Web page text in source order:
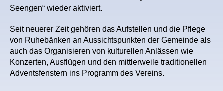
Seengen“ wieder aktiviert.
Seit neuerer Zeit gehören das Aufstellen und die Pflege
von Ruhebänken an Aussichtspunkten der Gemeinde als
auch das Organisieren von kulturellen Anlässen wie
Konzerten, Ausflügen und den mittlerweile traditionellen
Adventsfenstern ins Programm des Vereins.